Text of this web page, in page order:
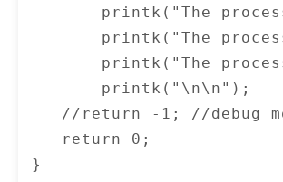
printk("The
printk("The
printk("The
       printk("\n\n");
//return -1; //debug
   return 0;
}